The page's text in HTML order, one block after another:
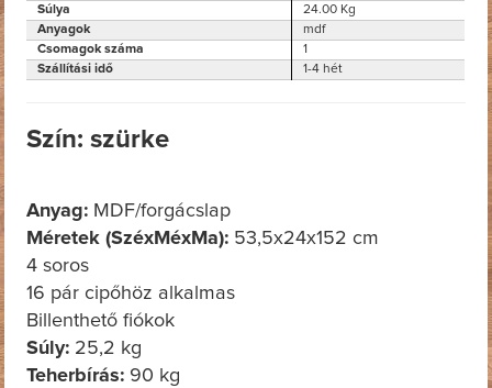
Súlya
24.00 Kg
Anyagok
mdf
Csomagok száma
1
Szállítási idő
1-4 hét
Szín: szürke
Anyag: MDF/forgácslap
Méretek (SzéxMéxMa): 53,5x24x152 cm
4 soros
16 pár cipőhöz alkalmas
Billenthető fiókok
Súly: 25,2 kg
Teherbírás: 90 kg